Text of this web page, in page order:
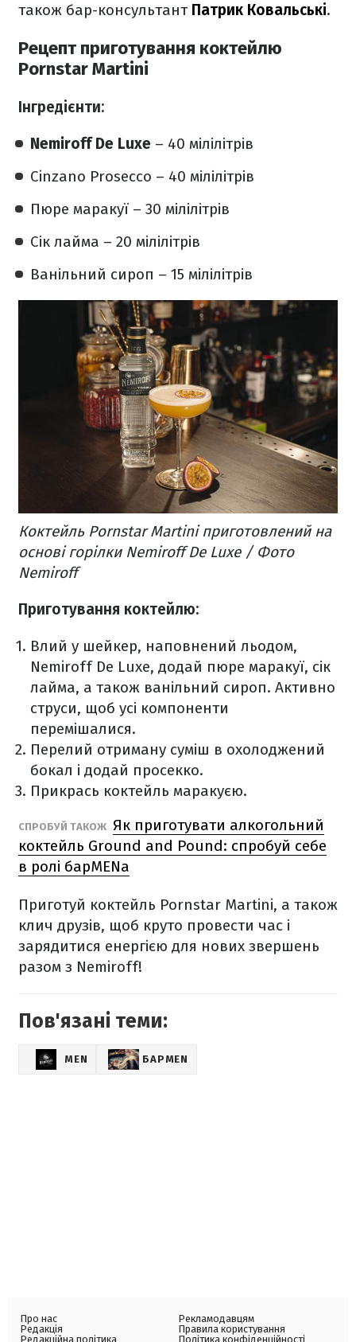
також бар-консультант Патрик Ковальські.
Рецепт приготування коктейлю
Pornstar Martini
Інгредієнти:
Nemiroff De Luxe – 40 мілілітрів
Cinzano Prosecco – 40 мілілітрів
Пюре маракуї – 30 мілілітрів
Сік лайма – 20 мілілітрів
Ванільний сироп – 15 мілілітрів
Коктейль Pornstar Martini приготовлений на
основі горілки Nemiroff De Luxe / Фото
Nemiroff
Приготування коктейлю:
Влий у шейкер, наповнений льодом,
Nemiroff De Luxe, додай пюре маракуї, сік
лайма, а також ванільний сироп. Активно
струси, щоб усі компоненти
перемішалися.
Перелий отриману суміш в охолоджений
бокал і додай просекко.
Прикрась коктейль маракуєю.
СПРОБУЙ ТАКОЖ Як приготувати алкогольний
коктейль Ground and Pound: спробуй себе
в ролі барMENa
Приготуй коктейль Pornstar Martini, а також
клич друзів, щоб круто провести час і
зарядитися енергією для нових звершень
разом з Nemiroff!
Пов'язані теми:
MEN БАРMEN
Про нас
Редакція
Редакційна політика
Рекламодавцям
Правила користування
Політика конфіденційності